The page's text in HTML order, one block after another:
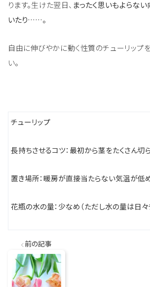
ります。生けた翌日、 まったく思いもよらない
いたり……。
自由に伸びやかに動く性質のチューリップ
い。
チューリップ
長持ちさせるコツ：最初から茎をたくさん切
置き場所：暖房が直接当たらない気温が低
花瓶の水の量：少なめ（ただし水の量は日々
前の記事